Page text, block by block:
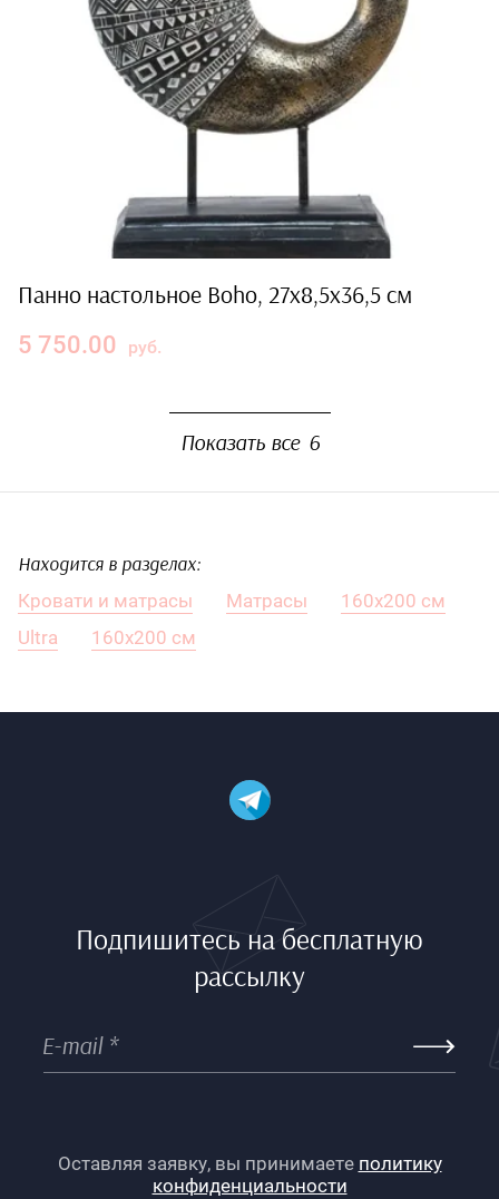
Панно настольное Boho, 27х8,5х36,5 см
5 750.00 руб.
Показать все 6
Находится в разделах:
Кровати и матрасы Матрасы
160х200 см
Ultra
160х200 см
Подпишитесь на бесплатную
рассылку
Оставляя заявку, вы принимаете политику
конфиденциальности